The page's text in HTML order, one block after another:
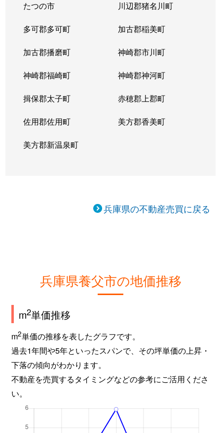
たつの市 川辺郡猪名川町
多可郡多可町 加古郡稲美町
加古郡播磨町 神崎郡市川町
神崎郡福崎町 神崎郡神河町
揖保郡太子町 赤穂郡上郡町
佐用郡佐用町 美方郡香美町
美方郡新温泉町
兵庫県の不動産売買に戻る
兵庫県養父市の地価推移
m2単価推移
m2単価の推移を表したグラフです。
過去1年間や5年といったスパンで、その坪単価の上昇・
下落の傾向がわかります。
不動産を売買するタイミングなどの参考にご活用くださ
い。